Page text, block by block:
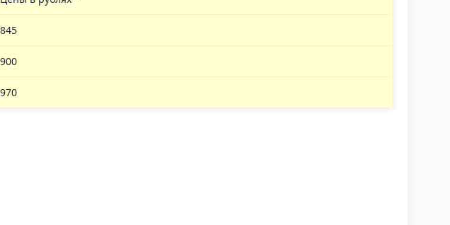
845
900
970